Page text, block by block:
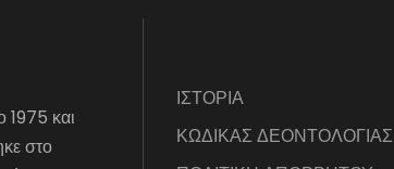
1975 και
στο
ΙΣΤΟΡΙΑ
ΚΩΔΙΚΑΣ ΔΕΟΝΤΟΛΟΓΙΑΣ